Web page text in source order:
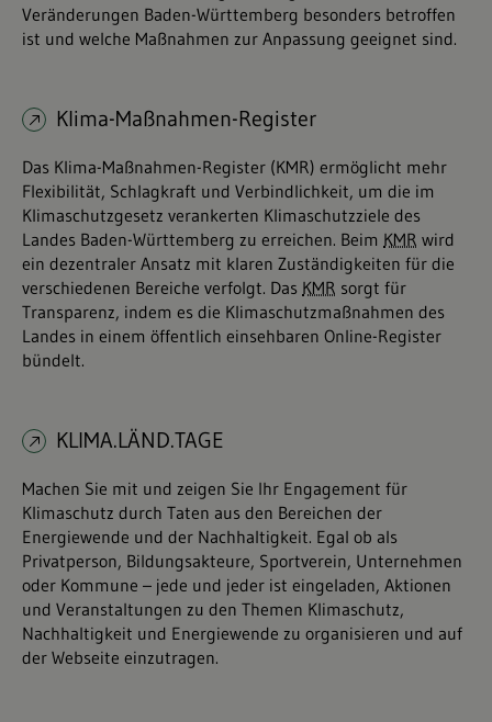
Veränderungen Baden-Württemberg besonders betroffen
ist und welche Maßnahmen zur Anpassung geeignet sind.
Klima-Maßnahmen-Register
Das Klima-Maßnahmen-Register (KMR) ermöglicht mehr
Flexibilität, Schlagkraft und Verbindlichkeit, um die im
Klimaschutzgesetz verankerten Klimaschutzziele des
Landes Baden-Württemberg zu erreichen. Beim KMR wird
ein dezentraler Ansatz mit klaren Zuständigkeiten für die
verschiedenen Bereiche verfolgt. Das KMR sorgt für
Transparenz, indem es die Klimaschutzmaßnahmen des
Landes in einem öffentlich einsehbaren Online-Register
bündelt.
KLIMA.LÄND.TAGE
Machen Sie mit und zeigen Sie Ihr Engagement für
Klimaschutz durch Taten aus den Bereichen der
Energiewende und der Nachhaltigkeit. Egal ob als
Privatperson, Bildungsakteure, Sportverein, Unternehmen
oder Kommune – jede und jeder ist eingeladen, Aktionen
und Veranstaltungen zu den Themen Klimaschutz,
Nachhaltigkeit und Energiewende zu organisieren und auf
der Webseite einzutragen.